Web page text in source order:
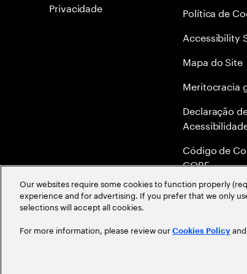
Privacidade
Política de
Accessibility
Mapa do Site
Meritocracia
Declaração
Código de
COBE
Canal de
Ethics
©2026Accenture. All Rights Reserved.
Our websites require some cookies to function properly
experience and for advertising. If you prefer that we only
selections will accept all cookies.
For more information, please review our Cookies Policy and